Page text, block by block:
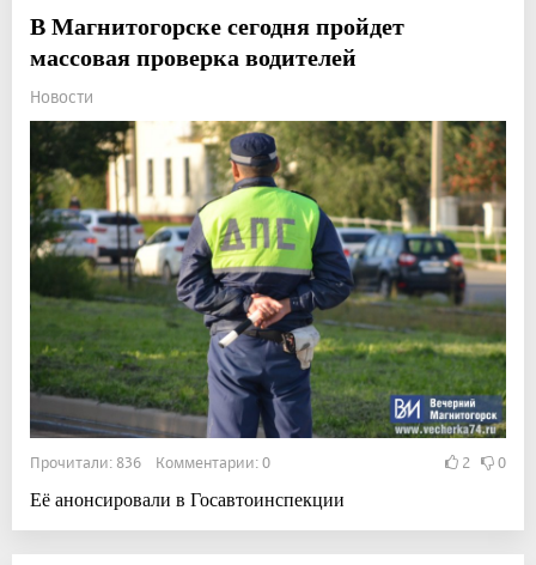
В Магнитогорске сегодня пройдет
массовая проверка водителей
Новости
Прочитали: 836 Комментарии: 0 2 0
Её анонсировали в Госавтоинспекции